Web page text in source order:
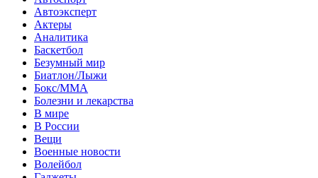
Автоэксперт
Актеры
Аналитика
Баскетбол
Безумный мир
Биатлон/Лыжи
Бокс/MMA
Болезни и лекарства
В мире
В России
Вещи
Военные новости
Волейбол